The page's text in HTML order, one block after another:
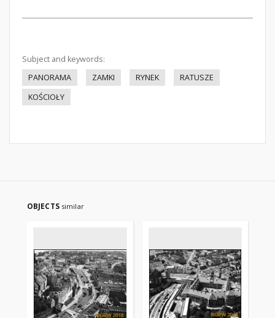
Subject and keywords:
PANORAMA
ZAMKI RYNEK
RATUSZE
KOŚCIOŁY
OBJECTS similar